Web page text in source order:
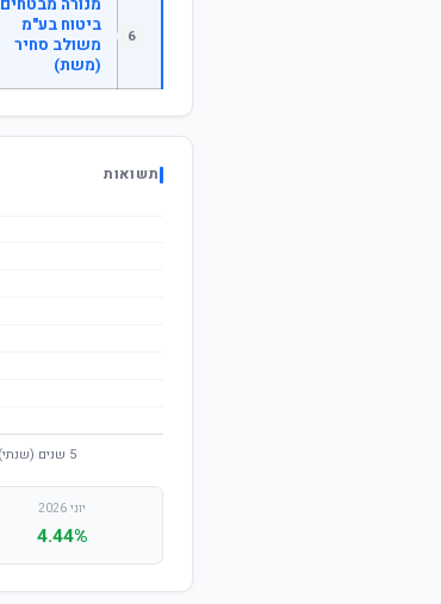
6
מנורה מבטחים
ביטוח בע"מ
משולב סחיר
(משת)
תשואות
יוני 2026
4.44%